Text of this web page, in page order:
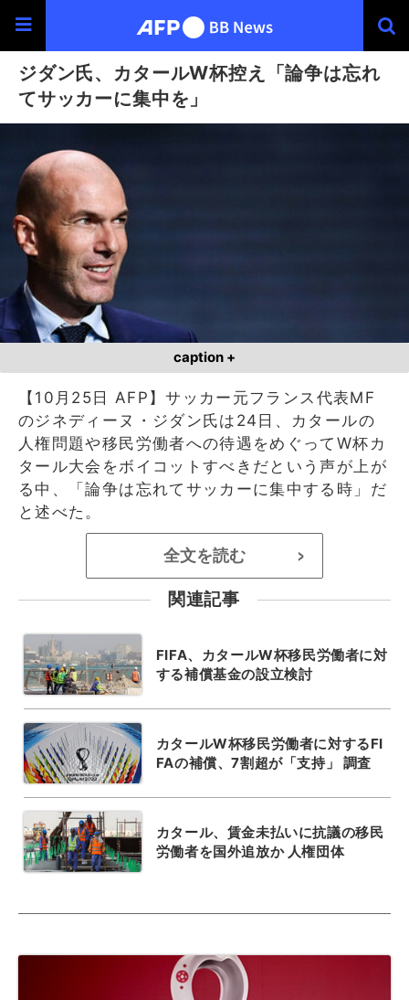
ジダン氏、カタールW杯控え「論争は忘れ
てサッカーに集中を」
caption +
【10月25日 AFP】サッカー元フランス代表MF
のジネディーヌ・ジダン氏は24日、カタールの
人権問題や移民労働者への待遇をめぐってW杯カ
タール大会をボイコットすべきだという声が上が
る中、「論争は忘れてサッカーに集中する時」だ
と述べた。
全文を読む >
関連記事
FIFA、カタールW杯移民労働者に対
する補償基金の設立検討
カタールW杯移民労働者に対するFI
FAの補償、7割超が「支持」 調査
カタール、賃金未払いに抗議の移民
労働者を国外追放か 人権団体